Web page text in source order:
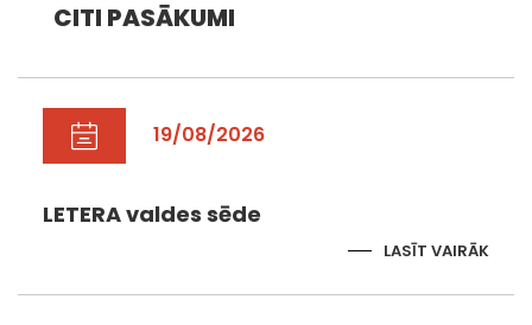
CITI PASĀKUMI
19/08/2026
LETERA valdes sēde
LASĪT VAIRĀK